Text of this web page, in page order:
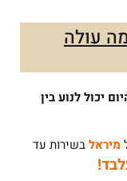
עולה
יכול לנוע בין
מיראלבשירות עד